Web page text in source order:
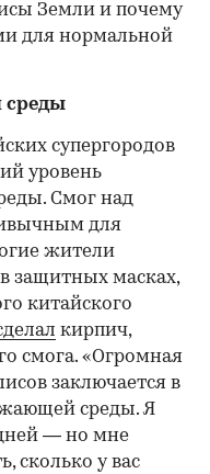
Земли и почему
для нормальной
среды
супергородов
уровень
Смог над
для
жители
защитных масках,
китайского
кирпич,
смога. «Огромная
заключается в
среды. Я
— но мне
сколько у вас